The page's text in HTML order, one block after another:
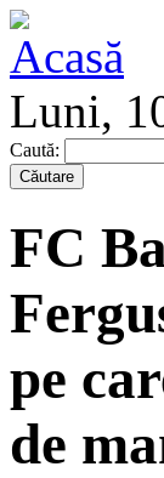
Luni,
Caută:
FC
pe
de